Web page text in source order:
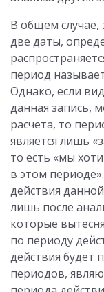
В общем случае,
две даты,
период
Однако, если
данная запись,
расчета, то
является лишь
то есть «мы
в этом
действия
лишь после
которые
по периоду
действия будет
периодов,